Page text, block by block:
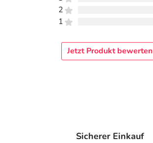
2
1
Jetzt Produkt bewerten
Sicherer Einkauf